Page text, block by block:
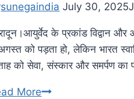
sunegaindia July 30, 2025
के प्रकांड विद्वान
को पड़ता हो, लेकिन भारत
को सेवा, संस्कार और समर्पण का
More